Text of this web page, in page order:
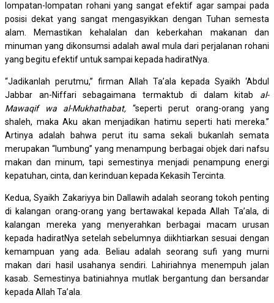
lompatan-lompatan rohani yang sangat efektif agar sampai pada
posisi dekat yang sangat mengasyikkan dengan Tuhan semesta
alam. Memastikan kehalalan dan keberkahan makanan dan
minuman yang dikonsumsi adalah awal mula dari perjalanan rohani
yang begitu efektif untuk sampai kepada hadiratNya.
“Jadikanlah perutmu,” firman Allah Ta’ala kepada Syaikh ‘Abdul
Jabbar an-Niffari sebagaimana termaktub di dalam kitab al-
Mawaqif wa al-Mukhathabat, “seperti perut orang-orang yang
shaleh, maka Aku akan menjadikan hatimu seperti hati mereka.”
Artinya adalah bahwa perut itu sama sekali bukanlah semata
merupakan “lumbung” yang menampung berbagai objek dari nafsu
makan dan minum, tapi semestinya menjadi penampung energi
kepatuhan, cinta, dan kerinduan kepada Kekasih Tercinta.
Kedua, Syaikh Zakariyya bin Dallawih adalah seorang tokoh penting
di kalangan orang-orang yang bertawakal kepada Allah Ta’ala, di
kalangan mereka yang menyerahkan berbagai macam urusan
kepada hadiratNya setelah sebelumnya diikhtiarkan sesuai dengan
kemampuan yang ada. Beliau adalah seorang sufi yang murni
makan dari hasil usahanya sendiri. Lahiriahnya menempuh jalan
kasab. Semestinya batiniahnya mutlak bergantung dan bersandar
kepada Allah Ta’ala.